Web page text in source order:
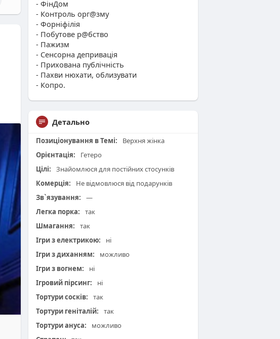
- ФінДом
- Контроль орг@зму
- Форніфілія
- Побутове р@бство
- Пажизм
- Сенсорна депривація
- Прихована публічність
- Пахви нюхати, облизувати
- Копро.
Детально
Позиціонування в Темі:
Верхня жінка
Орієнтація:
Гетеро
Цілі:
Знайомлюся для постійних стосунків
Комерція:
Не відмовлюся від подарунків
Зв`язування:
—
Легка порка:
так
Шмагання:
так
Ігри з електрикою:
ні
Ігри з диханням:
можливо
Ігри з вогнем:
ні
Ігровий пірсинг:
ні
Тортури сосків:
так
Тортури геніталій:
так
Тортури ануса:
можливо